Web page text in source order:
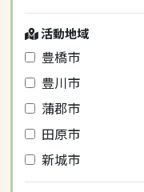
活動地域
豊橋市
豊川市
蒲郡市
田原市
新城市